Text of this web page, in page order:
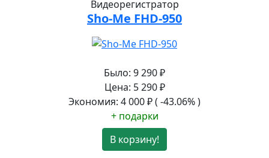
Видеорегистратор
Sho-Me FHD-950
Было: 9 290₽
Цена: 5 290 ₽
Экономия: 4 000₽( -43.06% )
+ подарки
В корзину!